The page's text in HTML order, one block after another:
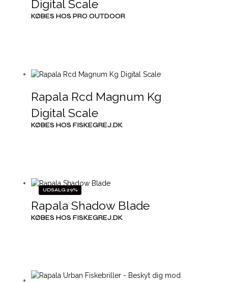
Digital Scale
KØBES HOS PRO OUTDOOR
Rapala Rcd Magnum Kg
Digital Scale
KØBES HOS FISKEGREJ.DK
UDSALG 29%
Rapala Shadow Blade
KØBES HOS FISKEGREJ.DK